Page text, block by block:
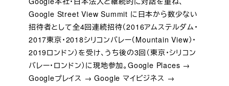
Google Street View Summit に日本から数少ない
招待者として全4回連続招待（2016アムステルダム・
2017東京・2018シリコンバレー（Mountain View）・
2019ロンドン）を受け、うち後の3回（東京・シリコン
バレー・ロンドン）に現地参加。Google Places →
Googleプレイス → Google マイビジネス →